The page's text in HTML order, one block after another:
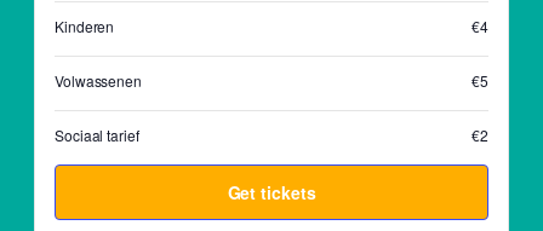
Kinderen €4
Volwassenen €5
Sociaal tarief €2
Get tickets